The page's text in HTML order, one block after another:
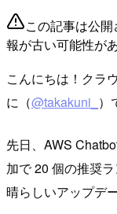
この記事は公
報が古い可能性が
こんにちは！クラ
に（@takakuni_ ）
先日、AWS
加で 20 個の推奨
晴らしいアップデ